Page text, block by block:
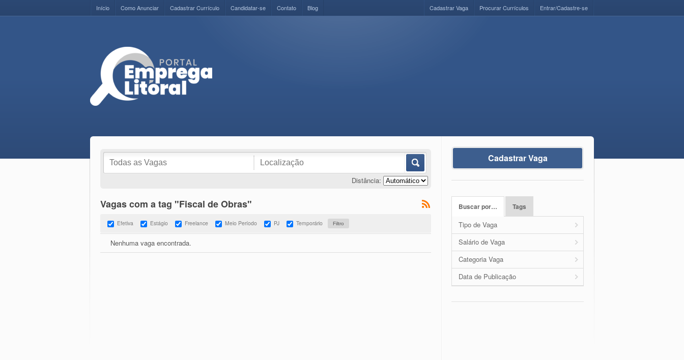
Início Como Anunciar Cadastrar Currículo Candidatar-se Contato Blog Entrar/Cadastre-se
Procurar Currículos
Cadastrar Vaga
Distância:
Vagas com a tag "Fiscal de Obras"
Efetiva Estágio Freelance Meio Período PJ Temporário
Nenhuma vaga encontrada.
Cadastrar Vaga
Buscar por… Tags
Tipo de Vaga
Salário de Vaga
Categoria Vaga
Data de Publicação